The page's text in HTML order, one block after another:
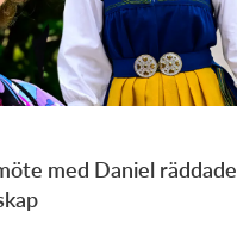
med Daniel räddade